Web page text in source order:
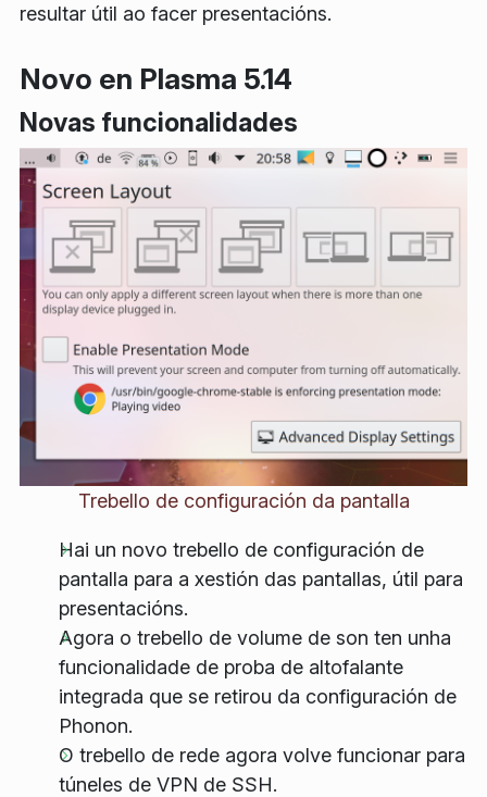
resultar útil ao facer presentacións.
Novo en Plasma 5.14
Novas funcionalidades
Trebello de configuración da pantalla
Hai un novo trebello de configuración de
pantalla para a xestión das pantallas, útil para
presentacións.
Agora o trebello de volume de son ten unha
funcionalidade de proba de altofalante
integrada que se retirou da configuración de
Phonon.
O trebello de rede agora volve funcionar para
túneles de VPN de SSH.